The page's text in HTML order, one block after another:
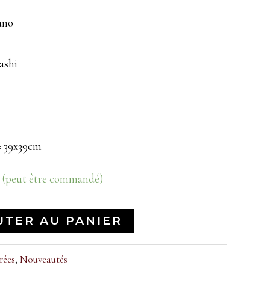
être commandé)
AU PANIER
, Nouveautés